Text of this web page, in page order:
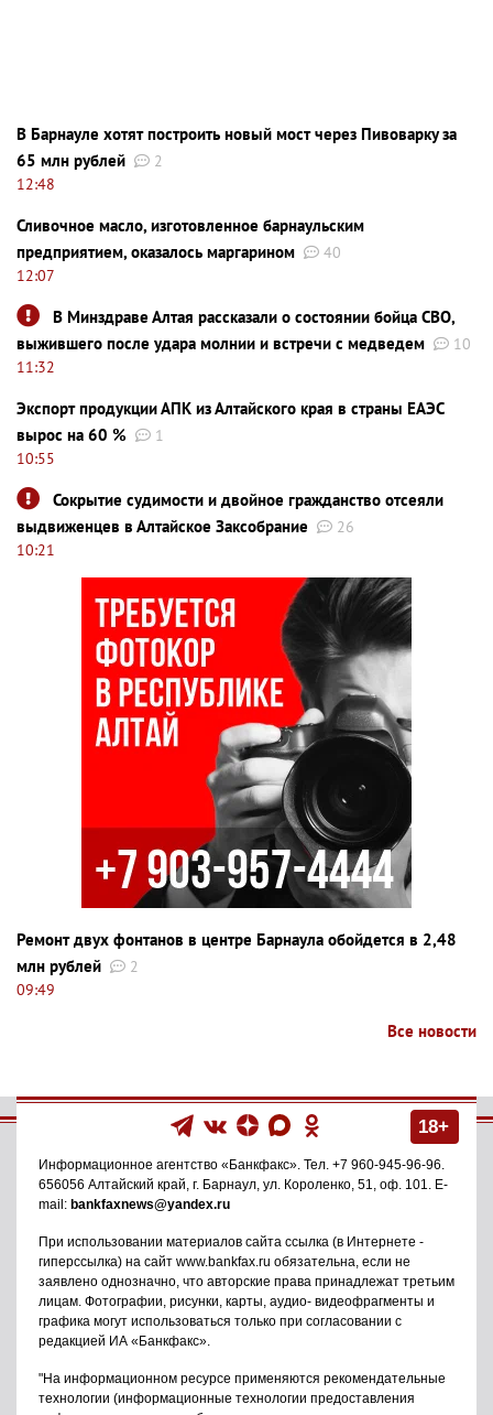
В Барнауле хотят построить новый мост через Пивоварку за
65 млн рублей
2
12:48
Сливочное масло, изготовленное барнаульским
предприятием, оказалось маргарином
40
12:07
В Минздраве Алтая рассказали о состоянии бойца СВО,
выжившего после удара молнии и встречи с медведем
10
11:32
Экспорт продукции АПК из Алтайского края в страны ЕАЭС
вырос на 60 %
1
10:55
Сокрытие судимости и двойное гражданство отсеяли
выдвиженцев в Алтайское Заксобрание
26
10:21
Ремонт двух фонтанов в центре Барнаула обойдется в 2,48
млн рублей
2
09:49
Все новости
18+
Информационное агентство «Банкфакс» . Тел. +7 960-945-96-96
656056 Алтайский край, г. Барнаул ул. Короленко, 51, оф. 101
. E-
mail: bankfaxnews@yandex.ru
При использовании материалов сайта ссылка (в Интернете -
гиперссылка) на сайт www.bankfax.ru обязательна, если не
заявлено однозначно, что авторские права принадлежат третьим
лицам. Фотографии, рисунки, карты, аудио- видеофрагменты и
графика могут использоваться только при согласовании с
редакцией ИА «Банкфакс».
"На информационном ресурсе применяются рекомендательные
технологии (информационные технологии предоставления